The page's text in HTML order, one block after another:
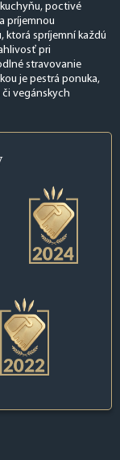
poctivé
príjemnou
ktorá spríjemní každú
pri
stravovanie
je pestrá ponuka,
vegánskych